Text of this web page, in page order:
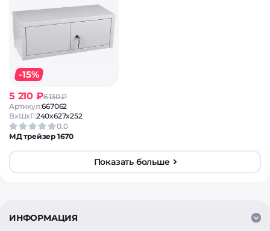
-15%
5 210 ₽6 130 ₽
Артикул:667062
ВxШxГ:240x627x252
0.0
МД трейзер 1670
Показать больше
ИНФОРМАЦИЯ